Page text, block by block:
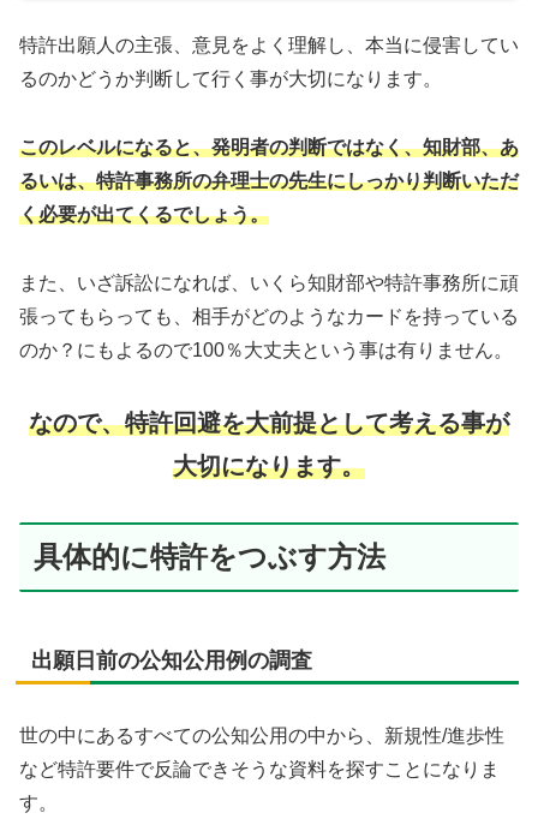
特許出願人の主張、意見をよく理解し、本当に侵害してい
るのかどうか判断して行く事が大切になります。
このレベルになると、発明者の判断ではなく、知財部、あ
るいは、特許事務所の弁理士の先生にしっかり判断いただ
く必要が出てくるでしょう。
また、いざ訴訟になれば、いくら知財部や特許事務所に頑
張ってもらっても、相手がどのようなカードを持っている
のか？にもよるので100％大丈夫という事は有りません。
なので、特許回避を大前提として考える事が
大切になります。
具体的に特許をつぶす方法
出願日前の公知公用例の調査
世の中にあるすべての公知公用の中から、新規性/進歩性
など特許要件で反論できそうな資料を探すことになりま
す。